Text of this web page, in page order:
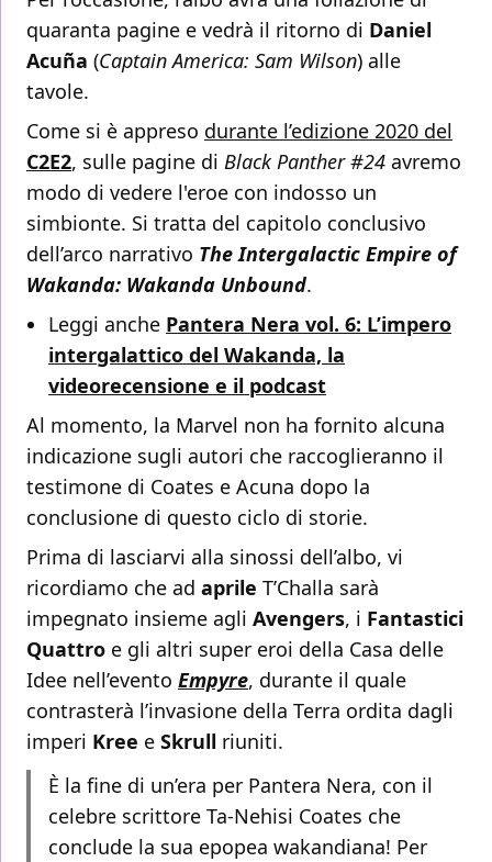
quaranta pagine e vedrà il ritorno di Daniel
Acuña (Captain America: Sam Wilson) alle
tavole.
Come si è appreso durante l’edizione 2020 del
C2E2, sulle pagine di Black Panther #24 avremo
modo di vedere l'eroe con indosso un
simbionte. Si tratta del capitolo conclusivo
dell’arco narrativo The Intergalactic Empire of
Wakanda: Wakanda Unbound.
Leggi anche Pantera Nera vol. 6: L’impero
intergalattico del Wakanda, la
videorecensione e il podcast
Al momento, la Marvel non ha fornito alcuna
indicazione sugli autori che raccoglieranno il
testimone di Coates e Acuna dopo la
conclusione di questo ciclo di storie.
Prima di lasciarvi alla sinossi dell’albo, vi
ricordiamo che ad aprile T’Challa sarà
impegnato insieme agli Avengers, i Fantastici
Quattro e gli altri super eroi della Casa delle
Idee nell’evento Empyre, durante il quale
contrasterà l’invasione della Terra ordita dagli
imperi Kree e Skrull riuniti.
È la fine di un’era per Pantera Nera, con il
celebre scrittore Ta-Nehisi Coates che
conclude la sua epopea wakandiana! Per